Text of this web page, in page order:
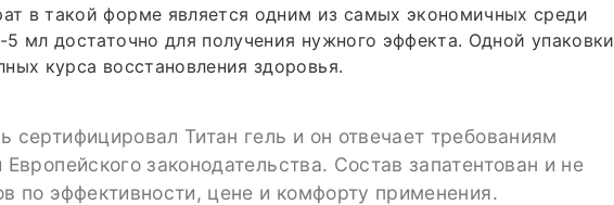
в такой форме является одним из самых экономичных среди
5 мл достаточно для получения нужного эффекта. Одной упаковки
курса восстановления здоровья.
сертифицировал Титан гель и он отвечает требованиям
Европейского законодательства. Состав запатентован и не
по эффективности, цене и комфорту применения.